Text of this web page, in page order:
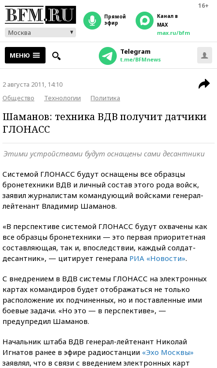
16+
Москва
прямой
эфир
Канал в
MAX
max.ru/bfm
МЕНЮ Telegram
t.me/BFMnews
2 августа 2011, 14:10
Общество
Технологии Политика
Шаманов: техника ВДВ получит датчики
ГЛОНАСС
Этими устройствами будут оснащены сами десантники
Системой ГЛОНАСС будут оснащены все образцы
бронетехники ВДВ и личный состав этого рода войск,
заявил журналистам командующий войсками генерал-
лейтенант Владимир Шаманов.
«В перспективе системой ГЛОНАСС будут охвачены как
все образцы бронетехники — это первая приоритетная
составляющая, так и, впоследствии, каждый солдат-
десантник», — цитирует генерала РИА «Новости».
С внедрением в ВДВ системы ГЛОНАСС на электронных
картах командиров будет отображаться не только
расположение их подчиненных, но и поставленные ими
боевые задачи. «Но это — в перспективе», —
предупредил Шаманов.
Начальник штаба ВДВ генерал-лейтенант Николай
Игнатов ранее в эфире радиостанции «Эхо Москвы»
заявлял, что в связи с введением электронных карт